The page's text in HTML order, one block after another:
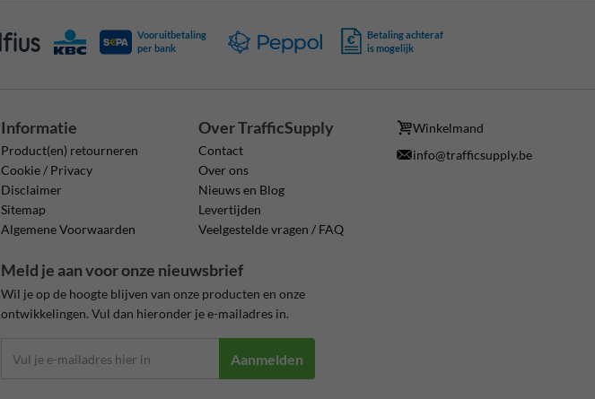
Vooruitbetaling
per bank
Betaling achteraf
is mogelijk
Informatie
Product(en) retourneren
Cookie / Privacy
Disclaimer
Sitemap
Algemene Voorwaarden
Over TrafficSupply
Contact
Over ons
Nieuws en Blog
Levertijden
Veelgestelde vragen / FAQ
Winkelmand
info@trafficsupply.be
Meld je aan voor onze nieuwsbrief
Wil je op de hoogte blijven van onze producten en onze
ontwikkelingen. Vul dan hieronder je e-mailadres in.
Aanmelden